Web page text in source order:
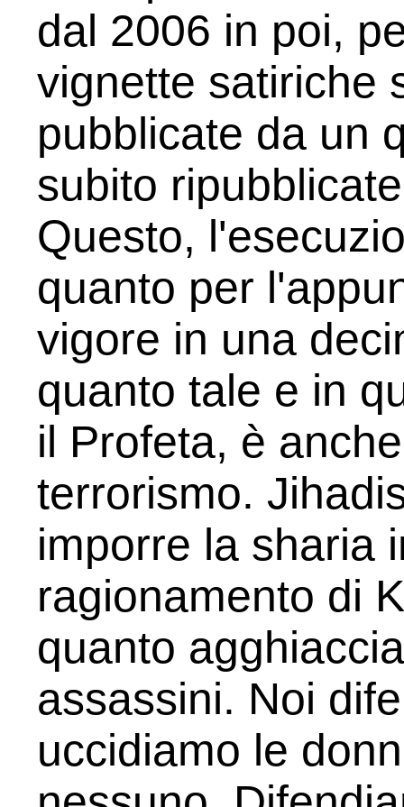
dal 2006 in poi,
vignette satiriche
pubblicate da un
subito
Questo,
quanto per
vigore in una
quanto tale e in
il Profeta, è
terrorismo.
imporre la sharia
ragionamento di
quanto
assassini. Noi
uccidiamo le